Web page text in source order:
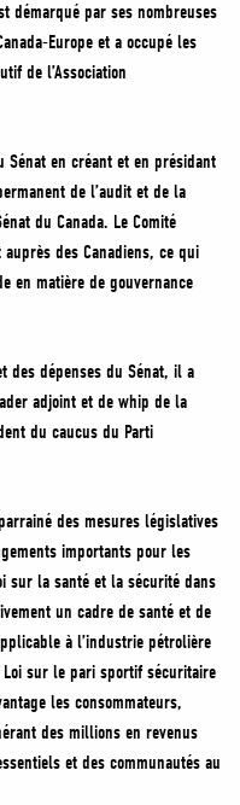
démarqué par ses nombreuses
Europe et a occupé les
de l’Association
Sénat en créant et en présidant
de l’audit et de la
du Canada. Le Comité
des Canadiens, ce qui
en matière de gouvernance
des dépenses du Sénat, il a
adjoint et de whip de la
du caucus du Parti
des mesures législatives
importants pour les
sur la santé et la sécurité dans
un cadre de santé et de
à l’industrie pétrolière
sur le pari sportif sécuritaire
les consommateurs,
des millions en revenus
et des communautés au